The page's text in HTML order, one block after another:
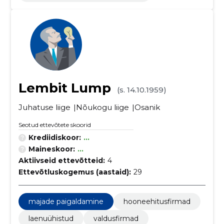
Lembit Lump
(s. 14.10.1959)
Juhatuse liige
Nõukogu liige Osanik
Seotud ettevõtete skoorid
Krediidiskoor: ...
Maineskoor: ...
Aktiivseid ettevõtteid: 4
Ettevõtluskogemus (aastaid): 29
majade paigaldamine
hooneehitusfirmad
laenuühistud
valdusfirmad